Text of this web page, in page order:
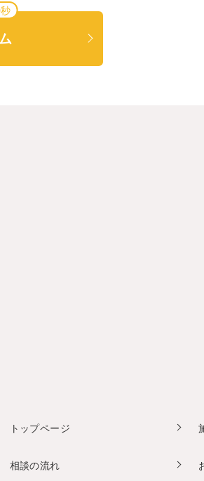
トップページ
相談の流れ